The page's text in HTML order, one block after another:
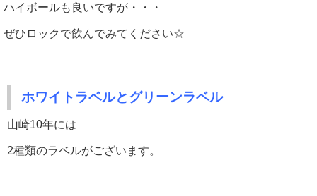
ハイボールも良いですが・・・
ぜひロックで飲んでみてください☆
ホワイトラベルとグリーンラベル
山崎10年には
2種類のラベルがございます。